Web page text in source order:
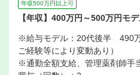
年収500万円以上可
【年収】400万円～500万円モ
※給与モデル：20代後半 490万
ご経験等により変動あり）
※通勤全額支給、管理薬剤師手